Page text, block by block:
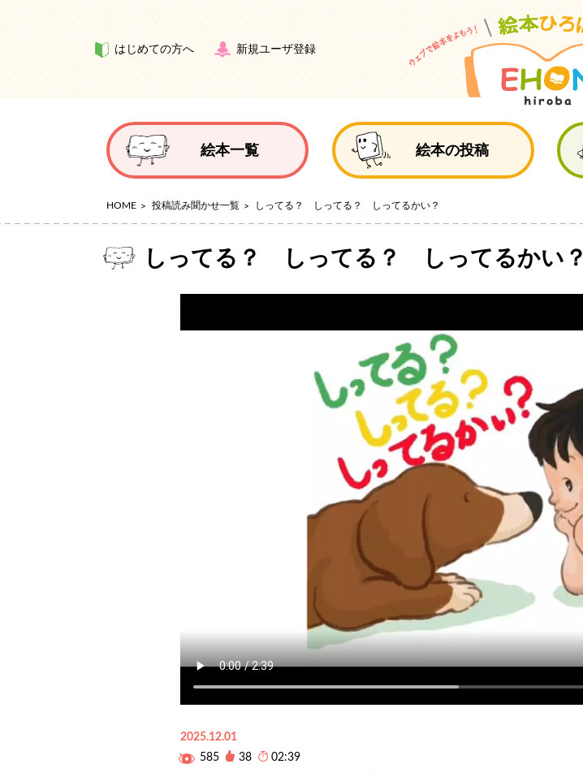
はじめての方へ 新規ユーザ登録
絵本一覧 絵本の投稿
HOME 投稿読み聞かせ一覧 しってる？ しってる？ しってるかい？
しってる？ しってる？ しってるかい？
2025.12.01
585
38 02:39